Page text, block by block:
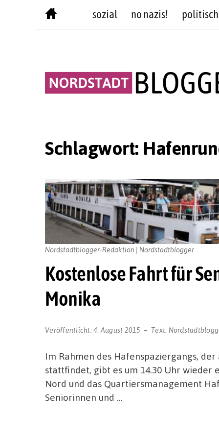
sozial no nazis! politisch
Schlagwort:
Kostenlose Fahrt für
Monika
Veröffentlicht:4. August 2015 Text:
Nordstadtblogger-Redaktion | Nordstadtblogger
Im Rahmen des Hafenspaziergangs,
stattfindet, gibt es um 14.30 Uhr wieder
Nord und das Quartiersmanagement
Seniorinnen und …